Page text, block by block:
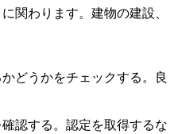
関わります。建物の建設、
どうかをチェックする。良
認する。認定を取得するな